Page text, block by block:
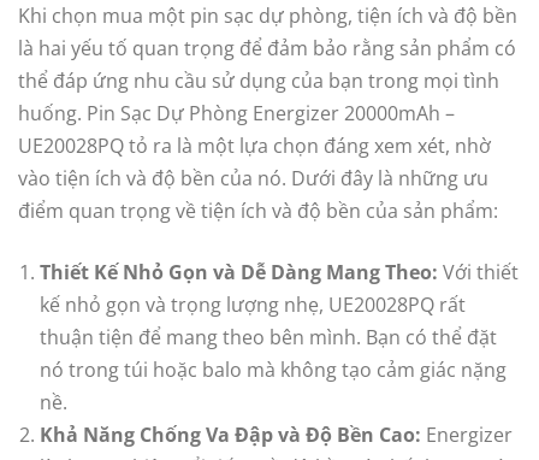
Khi chọn mua một pin sạc dự phòng, tiện ích và độ bền
là hai yếu tố quan trọng để đảm bảo rằng sản phẩm có
thể đáp ứng nhu cầu sử dụng của bạn trong mọi tình
huống. Pin Sạc Dự Phòng Energizer 20000mAh –
UE20028PQ tỏ ra là một lựa chọn đáng xem xét, nhờ
vào tiện ích và độ bền của nó. Dưới đây là những ưu
điểm quan trọng về tiện ích và độ bền của sản phẩm:
Thiết Kế Nhỏ Gọn và Dễ Dàng Mang Theo: Với thiết
kế nhỏ gọn và trọng lượng nhẹ, UE20028PQ rất
thuận tiện để mang theo bên mình. Bạn có thể đặt
nó trong túi hoặc balo mà không tạo cảm giác nặng
nề.
Khả Năng Chống Va Đập và Độ Bền Cao: Energizer